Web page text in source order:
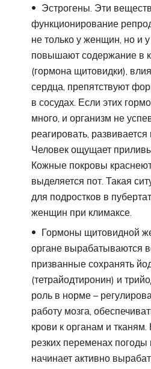
Эстрогены. Эти
функционирование
не только у женщин, но и
повышают содержание в
(гормона щитовидки),
сердца, препятствуют
в сосудах. Если этих
много, и организм не
реагировать, развивается
Человек ощущает
Кожные покровы
выделяется пот. Такая
для подростков в
женщин при климаксе.
Гормоны щитовидной
органе вырабатываются
призванные сохранять
(тетрайодтиронин) и
роль в норме –
работу мозга,
крови к органам и
резких переменах погоды
начинает активно